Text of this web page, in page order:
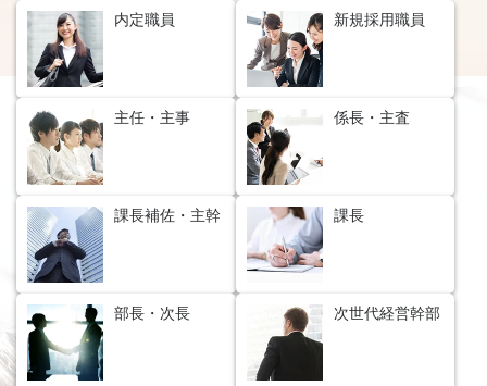
内定職員 新規採用職員
主任・主事 係長・主査
課長補佐・主幹 課長
部長・次長 次世代経営幹部